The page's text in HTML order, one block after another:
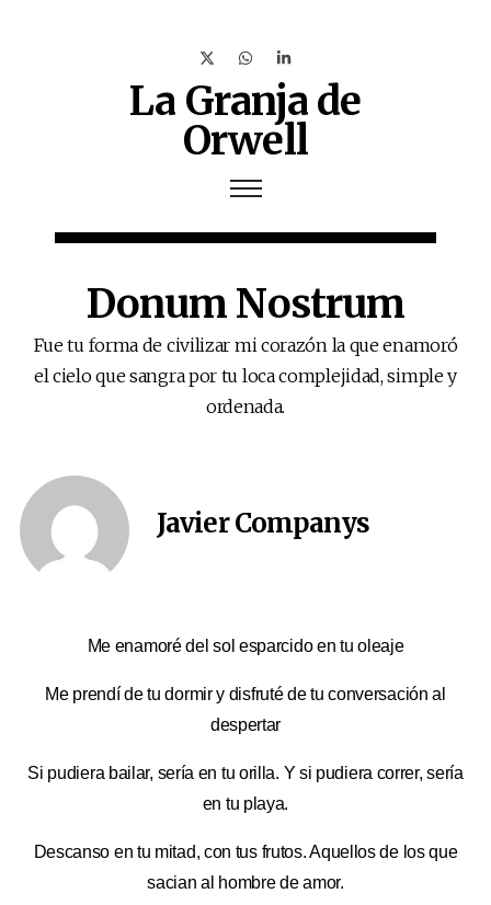
La Granja de
Orwell
Donum Nostrum
Fue tu forma de civilizar mi corazón la que enamoró
el cielo que sangra por tu loca complejidad, simple y
ordenada.
Javier Companys
Me enamoré del sol esparcido en tu oleaje
Me prendí de tu dormir y disfruté de tu conversación al
despertar
Si pudiera bailar, sería en tu orilla. Y si pudiera correr, sería
en tu playa.
Descanso en tu mitad, con tus frutos. Aquellos de los que
sacian al hombre de amor.